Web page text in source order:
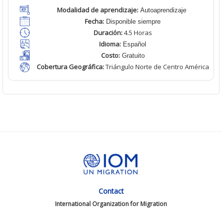
Modalidad de aprendizaje: Autoaprendizaje
Fecha: Disponible siempre
Duración:4.5 Horas
Idioma: Español
Costo:Gratuito
Cobertura Geográfica:Triángulo Norte de Centro América
Contact
International Organization for Migration